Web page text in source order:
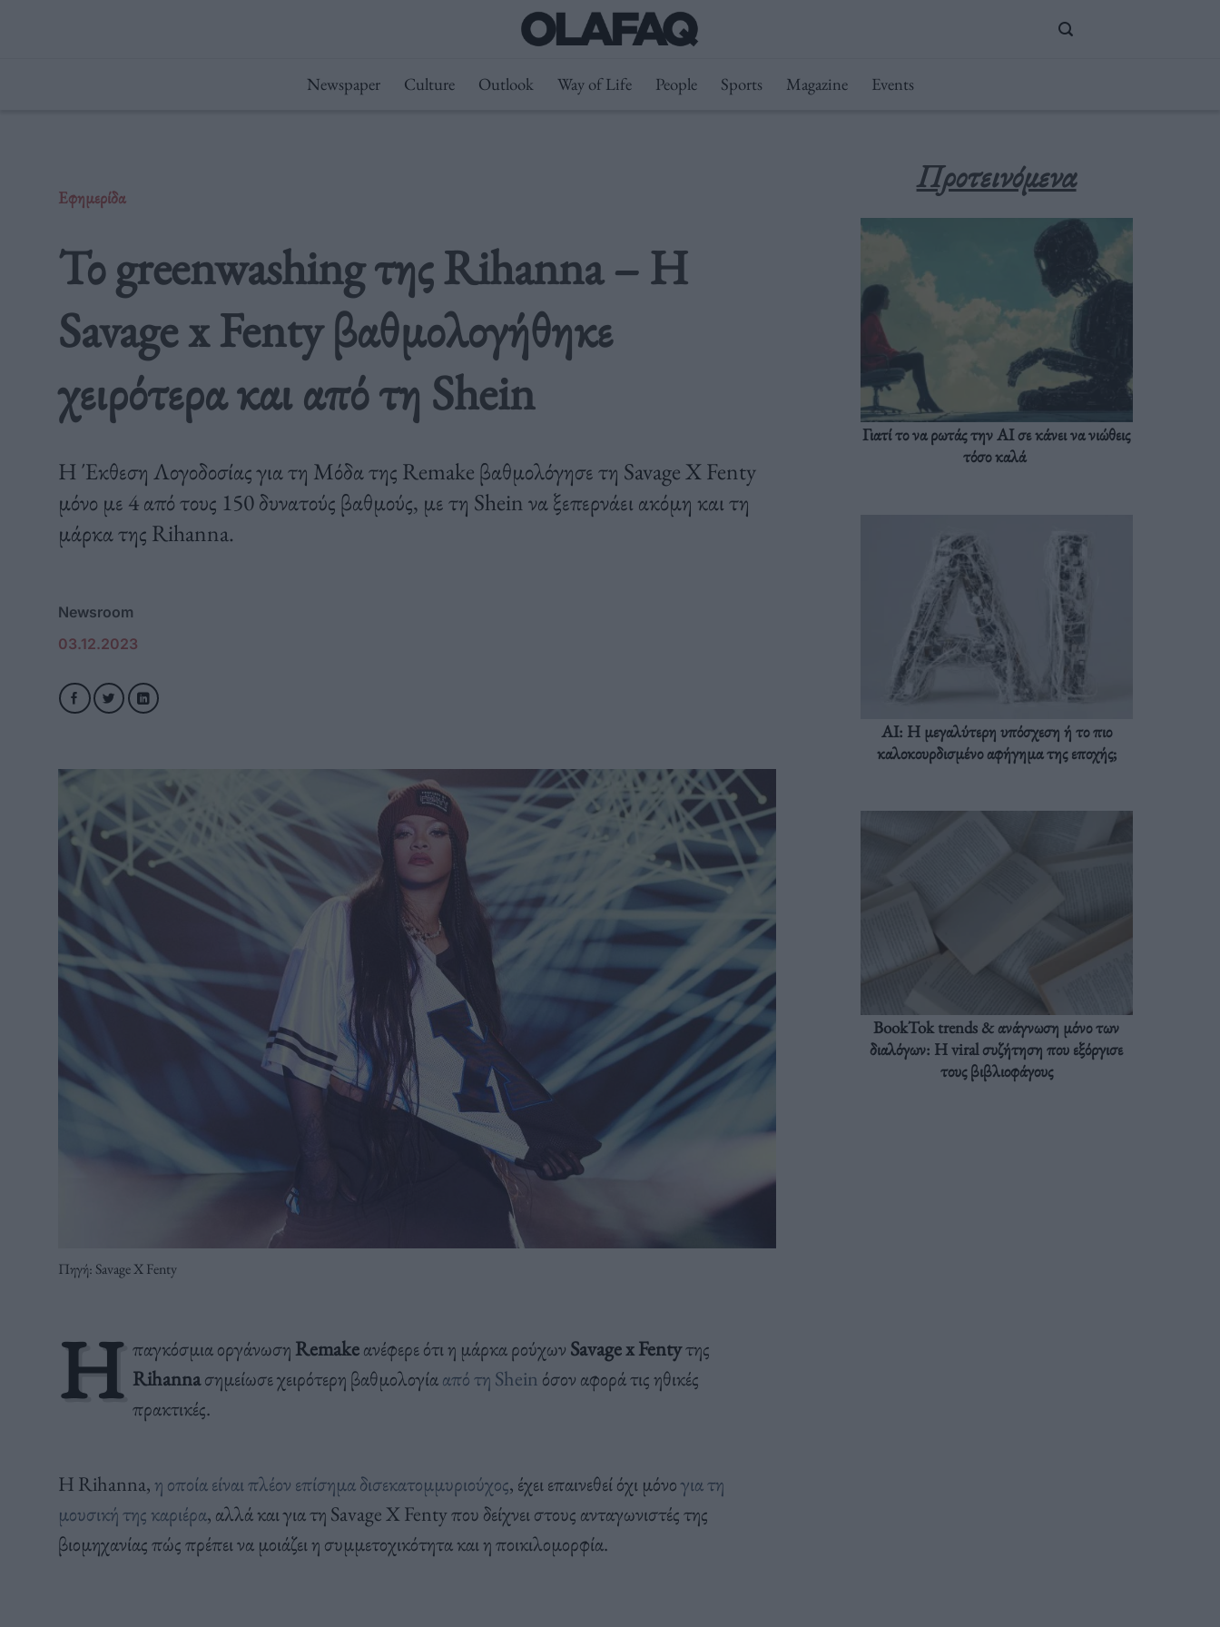
Newspaper Culture Outlook Way of Life People Sports Magazine Events
Εφημερίδα
Το greenwashing της Rihanna – Η
Savage x Fenty βαθμολογήθηκε
χειρότερα και από τη Shein
H Έκθεση Λογοδοσίας για τη Μόδα της Remake βαθμολόγησε τη Savage X Fenty
μόνο με 4 από τους 150 δυνατούς βαθμούς, με τη Shein να ξεπερνάει ακόμη και τη
μάρκα της Rihanna.
Newsroom
03.12.2023
Πηγή: Savage X Fenty
Η παγκόσμια οργάνωσηRemakeανέφερε ότι η μάρκα ρούχων Savage x Fentyτης
Rihannaσημείωσε χειρότερη βαθμολογίααπό τη Shein όσον αφορά τις ηθικές
πρακτικές.
Η Rihanna,η οποία είναι πλέον επίσημα δισεκατομμυριούχος, έχει επαινεθεί όχι μόνογια τη
μουσική της καριέρα, αλλά και για τη Savage X Fenty που δείχνει στους ανταγωνιστές της
βιομηχανίας πώς πρέπει να μοιάζει η συμμετοχικότητα και η ποικιλομορφία.
Προτεινόμενα
Γιατί το να ρωτάς την AI σε κάνει να νιώθεις
τόσο καλά
AI: Η μεγαλύτερη υπόσχεση ή το πιο
καλοκουρδισμένο αφήγημα της εποχής;
BookTok trends & ανάγνωση μόνο των
διαλόγων: Η viral συζήτηση που εξόργισε
τους βιβλιοφάγους